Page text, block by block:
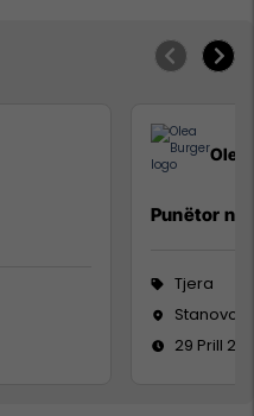
Olea
Punëtor në
Tjera
Stanovc,
29 Prill